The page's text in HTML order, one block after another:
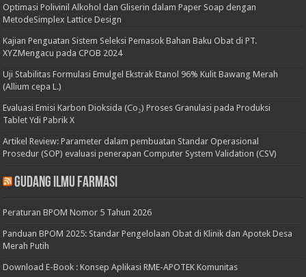
Optimasi Polivinil Alkohol dan Gliserin dalam Paper Soap dengan
MetodeSimplex Lattice Design
Kajian Penguatan Sistem Seleksi Pemasok Bahan Baku Obat di PT.
XYZMengacu pada CPOB 2024
Uji Stabilitas Formulasi Emulgel Ekstrak Etanol 96% Kulit Bawang Merah
(Allium cepa L.)
Evaluasi Emisi Karbon Dioksida (Co₂) Proses Granulasi pada Produksi
Tablet Ydi Pabrik X
Artikel Review: Parameter dalam pembuatan Standar Operasional
Prosedur (SOP) evaluasi penerapan Computer System Validation (CSV)
Gudang Ilmu Farmasi
Peraturan BPOM Nomor 5 Tahun 2026
Panduan BPOM 2025: Standar Pengelolaan Obat di Klinik dan Apotek Desa
Merah Putih
Download E-Book : Konsep Aplikasi RME-APOTEK Komunitas